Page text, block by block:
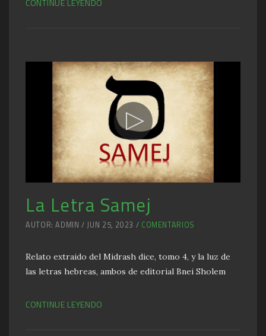
CONTINUE LEYENDO
La Letra Samej
AUTOR: ADMIN / JUN 25, 2023 / COMENTARIOS
Relato extraido del Midrash dice, tomo 4, y la luz de
las letras hebreas, ambos de editorial Bnei Sholem
CONTINUE LEYENDO